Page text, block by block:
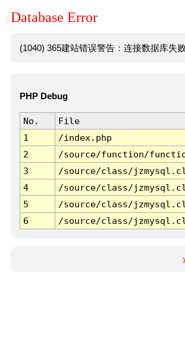
Database Error
(1040) 365建站错误警告：连接数据库失
PHP Debug
No. File
1
/index.php
2
/source/function/
3
/source/class/
4
/source/class/
5
/source/class/
6
/source/class/